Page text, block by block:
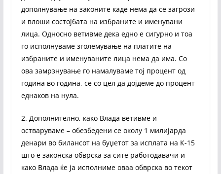
дополнување на законите каде нема да се загрози
и влоши состојбата на избраните и именувани
лица. Односно ветивме дека едно е сигурно и тоа
го исполнуваме зголемување на платите на
избраните и именуваните лица нема да има. Со
ова замрзнување го намалуваме тој процент од
година во година, се со цел да дојдеме до процент
еднаков на нула.
2. Дополнително, како Влада ветивме и
остваруваме – обезбедени се околу 1 милијарда
денари во билансот на буџетот за исплата на К-15
што е законска обврска за сите работодавачи и
како Влада ќе ја исполниме оваа обврска во текот